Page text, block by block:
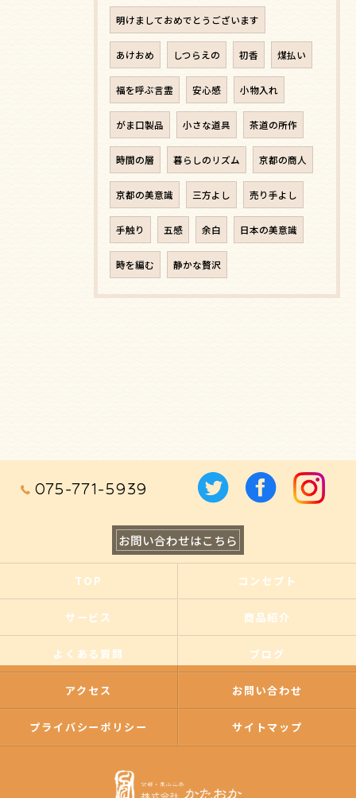
明けましておめでとうございます
あけおめ しつらえの 初香 煤払い
福を呼ぶ言霊 安心感 小物入れ
がま口製品 小さな道具 茶道の所作
時間の層 暮らしのリズム 京都の商人
京都の美意識 三方よし 売り手よし
手触り 五感 余白 日本の美意識
時を編む 静かな贅沢
075-771-5939
お問い合わせはこちら
TOP コンセプト
サービス 商品紹介
よくある質問 ブログ
アクセス お問い合わせ
プライバシーポリシー サイトマップ